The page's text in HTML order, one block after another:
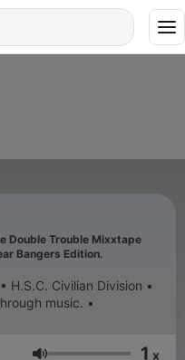
Double Trouble Mixxtape
Bangers Edition.
Civilian Division •
music. •
1 x